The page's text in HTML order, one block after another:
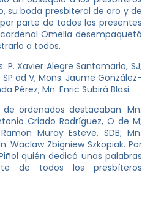
su boda presbiteral de oro y de
parte de todos los presentes
Omella desempaquetó
a todos.
Xavier Alegre Santamaria, SJ;
ad V; Mons. Jaume González-
Pérez; Mn. Enric Subirà Blasi.
ordenados destacaban: Mn.
Criado Rodríguez, O de M;
Muray Esteve, SDB; Mn.
Waclaw Zbigniew Szkopiak. Por
quién dedicó unas palabras
de todos los presbíteros